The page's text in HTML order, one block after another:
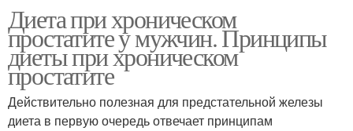
Диета при хроническом
простатите у мужчин. Принципы
диеты при хроническом
простатите
Действительно полезная для предстательной железы
диета в первую очередь отвечает принципам